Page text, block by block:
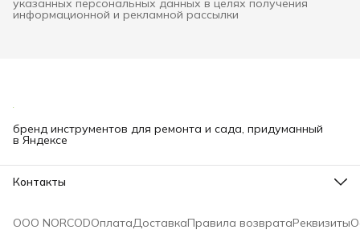
указанных персональных данных в целях получения
информационной и рекламной рассылки
бренд инструментов для ремонта и сада, придуманный
в Яндексе
Контакты
Эл. почта
ООО NORCODОплатаДоставкаПравила возвратаРеквизиты